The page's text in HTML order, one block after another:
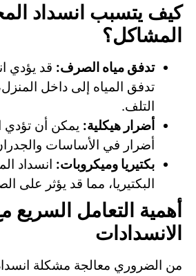
كيف يتسبب انسداد
المشاكل؟
تدفق مياه الصرف: قد يؤدي
تدفق المياه إلى داخل
التلف.
أضرار هيكلية: يمكن أن تؤدي
أضرار في الأساسات
بكتيريا وميكروبات: انسداد
البكتيريا، مما قد يؤثر على
أهمية التعامل السريع
الانسدادات
من الضروري معالجة مشكلة